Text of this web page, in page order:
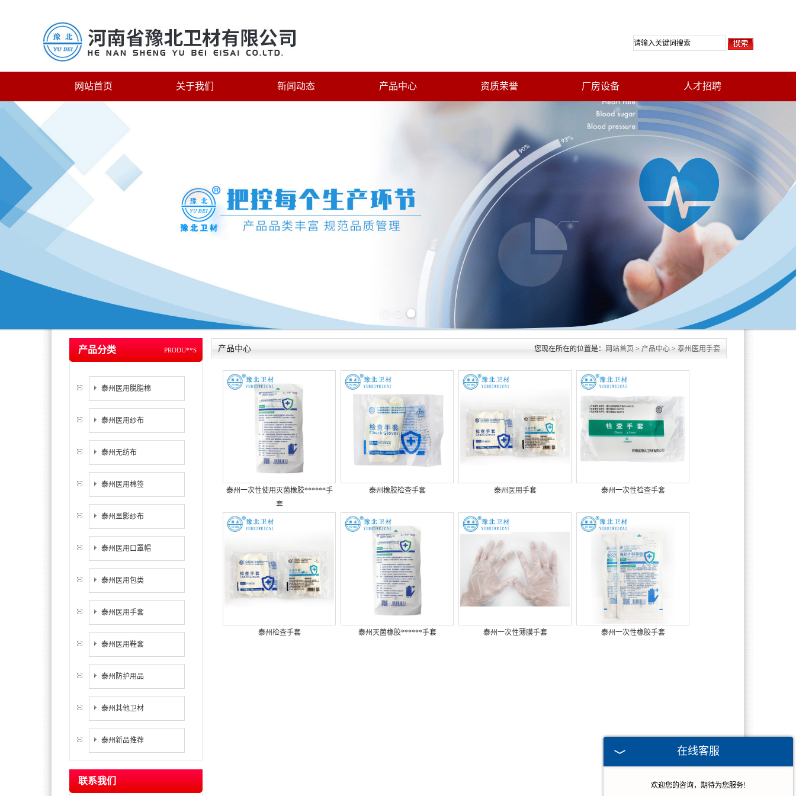
网站首页 关于我们 新闻动态 产品中心 资质荣誉 厂房设备 人才招聘
Previous slide Next slide
PRODU**S
产品分类
泰州医用脱脂棉
泰州医用纱布
泰州无纺布
泰州医用棉签
泰州显影纱布
泰州医用口罩帽
泰州医用包类
泰州医用手套
泰州医用鞋套
泰州防护用品
泰州其他卫材
泰州新品推荐
联系我们
您现在所在的位置是： 网站首页 > 产品中心 > 泰州医用手套
产品中心
泰州一次性使用灭菌橡胶******手
套
泰州橡胶检查手套 泰州医用手套 泰州一次性检查手套
泰州检查手套 泰州灭菌橡胶******手套 泰州一次性薄膜手套 泰州一次性橡胶手套
在线客服
欢迎您的咨询，期待为您服务!